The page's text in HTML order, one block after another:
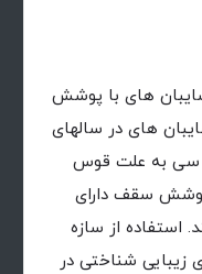
های با پوشش
های در سالهای
سی به علت قوس
پوشش سقف دارای
استفاده از سازه
زیبایی شناختی در